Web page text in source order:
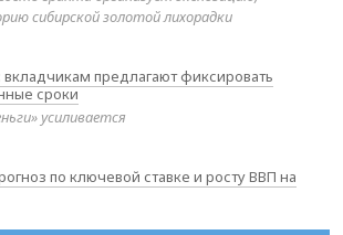
сибирской золотой лихорадки
предлагают фиксировать
сроки
усиливается
по ключевой ставке и росту ВВП на